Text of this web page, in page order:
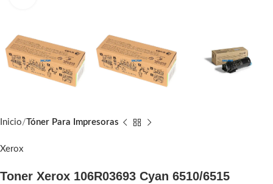
Inicio Tóner Para Impresoras
Xerox
Toner Xerox 106R03693 Cyan 6510/6515